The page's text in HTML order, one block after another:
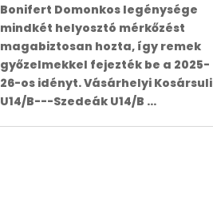
Bonifert Domonkos legénysége
mindkét helyosztó mérkőzést
magabiztosan hozta, így remek
győzelmekkel fejezték be a 2025-
26-os idényt. Vásárhelyi Kosársuli
U14/B---Szedeák U14/B ...